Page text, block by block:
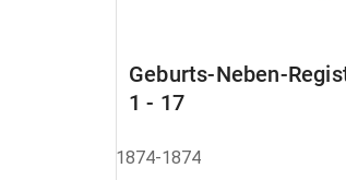
Geburts-Neben-
1 - 17
1874-1874